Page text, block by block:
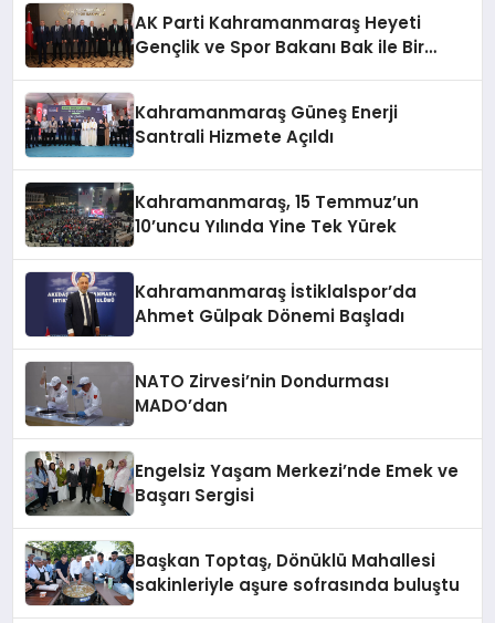
AK Parti Kahramanmaraş Heyeti
Gençlik ve Spor Bakanı Bak ile Bir
Kahramanmaraş Güneş Enerji
Santrali Hizmete Açıldı
Kahramanmaraş, 15 Temmuz’un
10’uncu Yılında Yine Tek Yürek
Kahramanmaraş İstiklalspor’da
Ahmet Gülpak Dönemi Başladı
NATO Zirvesi’nin Dondurması
MADO’dan
Engelsiz Yaşam Merkezi’nde Emek ve
Başarı Sergisi
Başkan Toptaş, Dönüklü Mahallesi
sakinleriyle aşure sofrasında buluştu